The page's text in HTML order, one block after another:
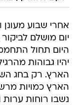
אחרי שבוע מעונן
יום מושלם
היום תחול
יהיו גבוהות
הארץ. רק בחג
הארץ כמויות
נשבו רוחות ערות